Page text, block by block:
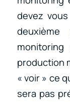
devez
production
« voir » ce
sera pas